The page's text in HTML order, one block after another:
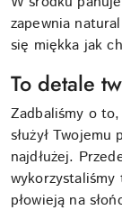
zapewnia
się miękka jak
To detale
Zadbaliśmy o
służył
najdłużej.
płowieją na